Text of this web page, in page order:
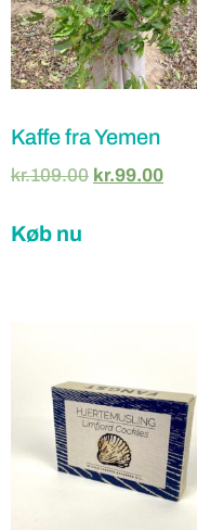
Kaffe fra Yemen
kr.109.00 kr.99.00
Køb nu